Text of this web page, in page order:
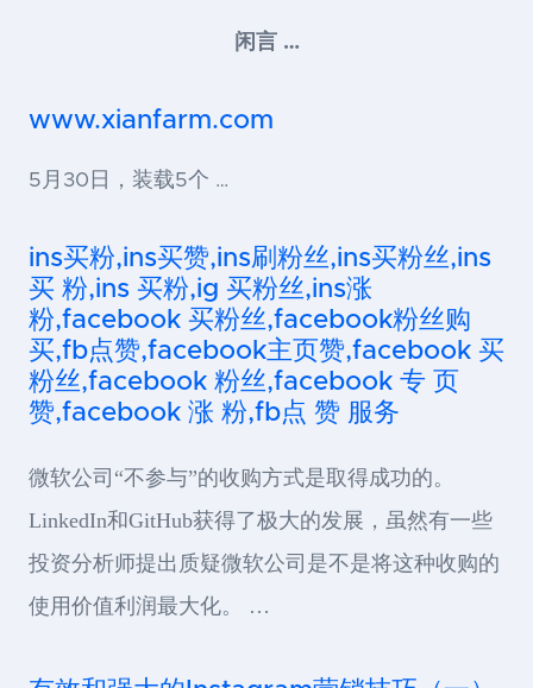
闲言 …
www.xianfarm.com
5月30日，装载5个 …
ins买粉,ins买赞,ins刷粉丝,ins买粉丝,ins
买 粉,ins 买粉,ig 买粉丝,ins涨
粉,facebook 买粉丝,facebook粉丝购
买,fb点赞,facebook主页赞,facebook 买
粉丝,facebook 粉丝,facebook 专 页
赞,facebook 涨 粉,fb点 赞 服务
微软公司“不参与”的收购方式是取得成功的。
LinkedIn和GitHub获得了极大的发展，虽然有一些
投资分析师提出质疑微软公司是不是将这种收购的
使用价值利润最大化。 …